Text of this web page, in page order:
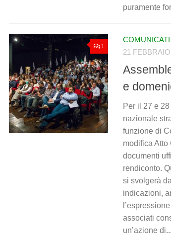
puramente
1
COMUNICATI
21
e
Per il 27 e
nazionale
funzione di
modifica Atto
documenti
rendiconto.
si svolgerà
indicazioni,
associati
un’azione di...